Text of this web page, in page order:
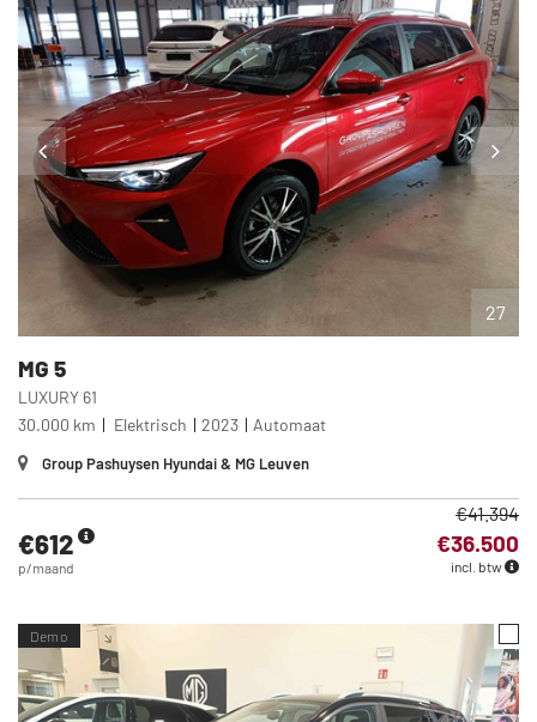
27
MG 5
LUXURY 61
30.000 km
Elektrisch 2023 Automaat
Group Pashuysen Hyundai & MG Leuven
€612
p/maand
€36.500
€41.394
incl. btw
Demo